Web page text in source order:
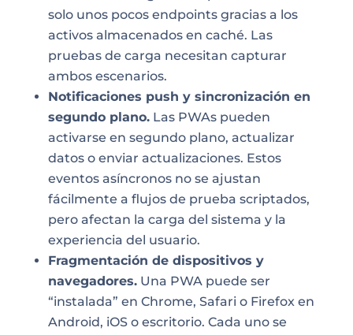
solo unos pocos endpoints gracias a los
activos almacenados en caché. Las
pruebas de carga necesitan capturar
ambos escenarios.
Notificaciones push y sincronización en
segundo plano.Las PWAs pueden
activarse en segundo plano, actualizar
datos o enviar actualizaciones. Estos
eventos asíncronos no se ajustan
fácilmente a flujos de prueba scriptados,
pero afectan la carga del sistema y la
experiencia del usuario.
Fragmentación de dispositivos y
navegadores.Una PWA puede ser
“instalada” en Chrome, Safari o Firefox en
Android, iOS o escritorio. Cada uno se